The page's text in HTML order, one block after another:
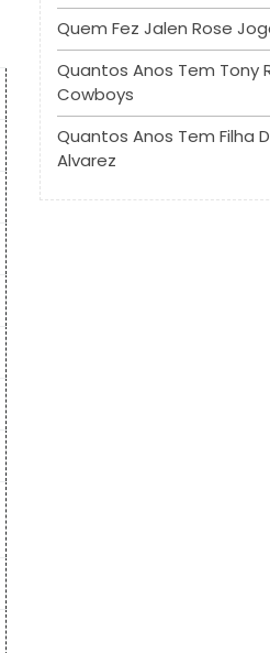
Quem Fez Jalen Rose
Quantos Anos Tem Tony
Cowboys
Quantos Anos Tem Filha
Alvarez